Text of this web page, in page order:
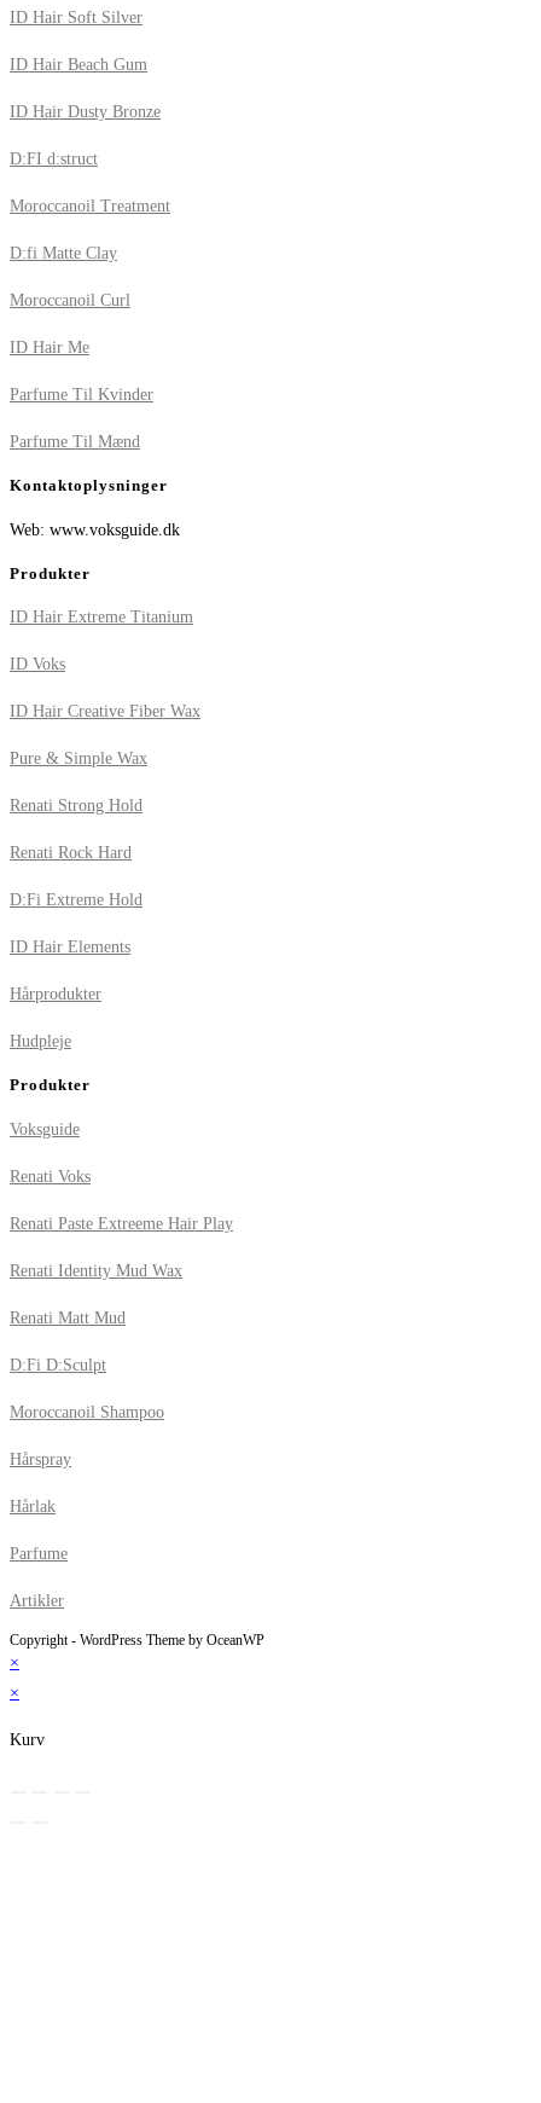
ID Hair Soft Silver
ID Hair Beach Gum
ID Hair Dusty Bronze
D:FI d:struct
Moroccanoil Treatment
D:fi Matte Clay
Moroccanoil Curl
ID Hair Me
Parfume Til Kvinder
Parfume Til Mænd
Kontaktoplysninger
Web: www.voksguide.dk
Produkter
ID Hair Extreme Titanium
ID Voks
ID Hair Creative Fiber Wax
Pure & Simple Wax
Renati Strong Hold
Renati Rock Hard
D:Fi Extreme Hold
ID Hair Elements
Hårprodukter
Hudpleje
Produkter
Voksguide
Renati Voks
Renati Paste Extreeme Hair Play
Renati Identity Mud Wax
Renati Matt Mud
D:Fi D:Sculpt
Moroccanoil Shampoo
Hårspray
Hårlak
Parfume
Artikler
Copyright - WordPress Theme by OceanWP
×
×
Kurv